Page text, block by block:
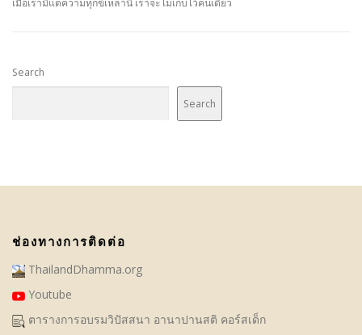
เมื่อเรามีแต่ความทุกข์เหล่านี้ เราจะไม่เก็บไว้คนเดียว
Search
Search
ช่องทางการติดต่อ
ThailandDhamma.org
Youtube
ตารางการอบรมวิปัสสนา อานาปานสติ คอร์สเด็ก